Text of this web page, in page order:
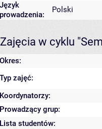
Język
prowadzenia:
Polski
Zajęcia w cyklu
Okres:
Typ zajęć:
Koordynatorzy:
Prowadzący grup:
Lista studentów: